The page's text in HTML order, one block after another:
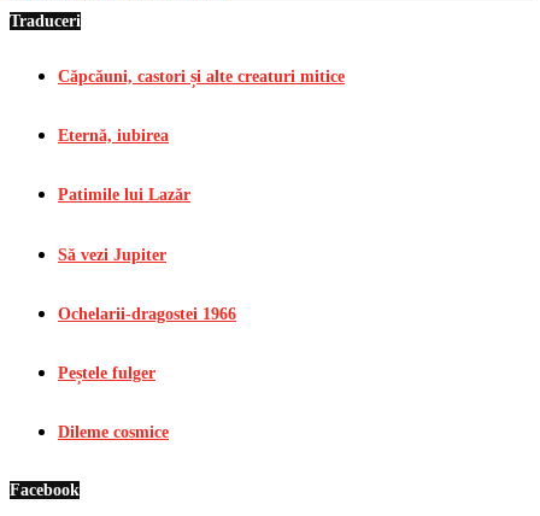
Traduceri
Căpcăuni, castori și alte creaturi mitice
Eternă, iubirea
Patimile lui Lazăr
Să vezi Jupiter
Ochelarii-dragostei 1966
Peștele fulger
Dileme cosmice
Facebook